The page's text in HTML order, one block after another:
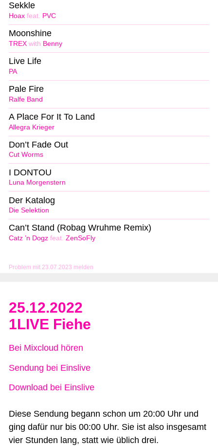
Problem mit 23.07.2023 melden
Hoax feat. PVC
Sekkle
TREX with Benny
Moonshine
PA
Live Life
Ralfe Band
Pale Fire
Allegra Krieger
A Place For It To Land
Cut Worms
Don’t Fade Out
Luna Morgenstern
I DONTOU
Die Selektion
Der Katalog
Catz ’n Dogz feat. ZenSoFly
Can’t Stand (Robag Wruhme Remix)
25.12.2022
1LIVE Fiehe
Bei Mixcloud hören
Sendung bei Einslive
Download bei Einslive
Diese Sendung begann schon um 20:00 Uhr und
ging dafür nur bis 00:00 Uhr. Sie ist also insgesamt
vier Stunden lang, statt wie üblich drei.